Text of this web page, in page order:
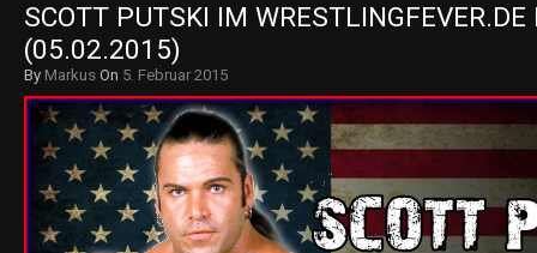
SCOTT PUTSKI IM WRESTLINGFEVER.DE
(05.02.2015)
By Markus On 5. Februar 2015